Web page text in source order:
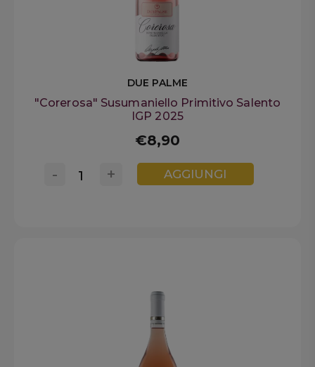
DUE PALME
"Corerosa" Susumaniello Primitivo Salento
IGP 2025
€8,90
+
- AGGIUNGI